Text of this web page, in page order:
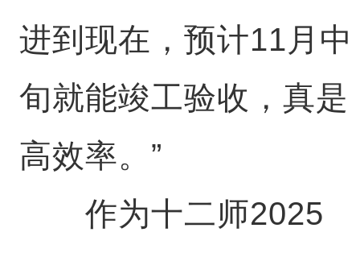
进到现在，预计11月中
旬就能竣工验收，真是
高效率。”
作为十二师2025